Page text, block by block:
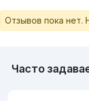
Отзывов пока нет.
Часто